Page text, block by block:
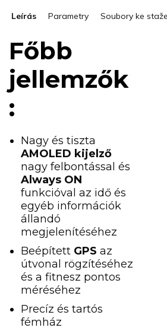
Leírás Parametry Soubory ke
Főbb
jellemzők
:
Nagy és tiszta
AMOLED kijelző
nagy felbontással és
Always ON
funkcióval az idő és
egyéb információk
állandó
megjelenítéséhez
Beépített GPS az
útvonal rögzítéséhez
és a fitnesz pontos
méréséhez
Precíz és tartós
fémház